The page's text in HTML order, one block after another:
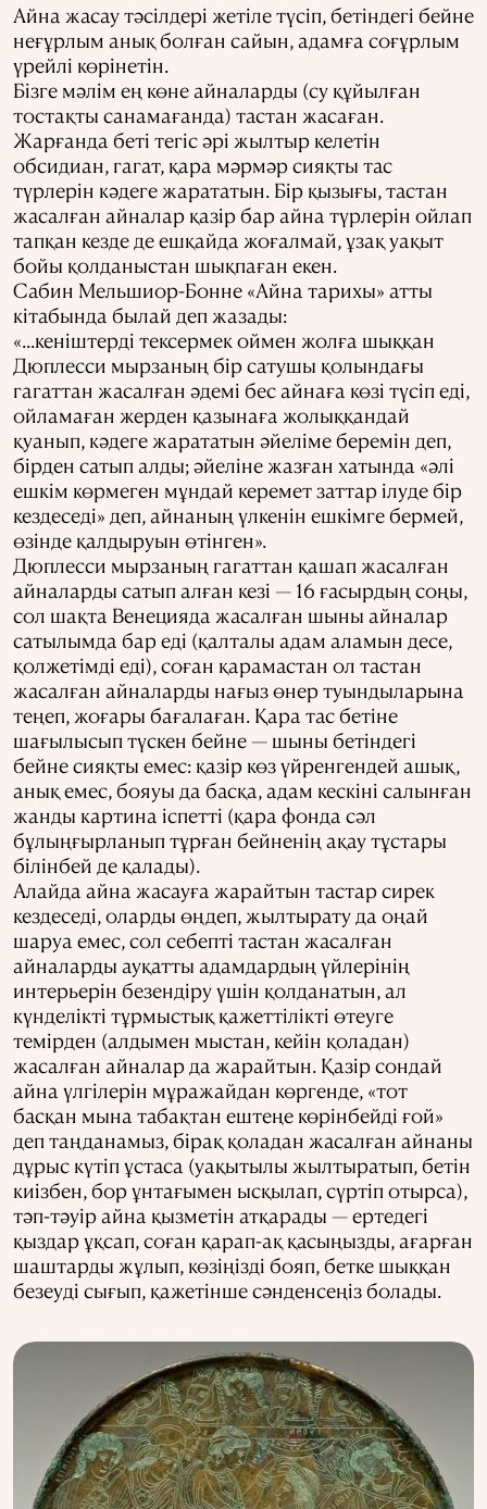
Айна жасау тәсілдері жетіле түсіп, бетіндегі бейне
неғұрлым анық болған сайын, адамға соғұрлым
үрейлі көрінетін.
Бізге мәлім ең көне айналарды (су құйылған
тостақты санамағанда) тастан жасаған.
Жарғанда беті тегіс әрі жылтыр келетін
обсидиан, гагат, қара мәрмәр сияқты тас
түрлерін кәдеге жарататын. Бір қызығы, тастан
жасалған айналар қазір бар айна түрлерін ойлап
тапқан кезде де ешқайда жоғалмай, ұзақ уақыт
бойы қолданыстан шықпаған екен.
Сабин Мельшиор-Бонне «Айна тарихы» атты
кітабында былай деп жазады:
«...кеніштерді тексермек оймен жолға шыққан
Дюплесси мырзаның бір сатушы қолындағы
гагаттан жасалған әдемі бес айнаға көзі түсіп еді,
ойламаған жерден қазынаға жолыққандай
қуанып, кәдеге жарататын әйеліме беремін деп,
бірден сатып алды; әйеліне жазған хатында «әлі
ешкім көрмеген мұндай керемет заттар ілуде бір
кездеседі» деп, айнаның үлкенін ешкімге бермей,
өзінде қалдыруын өтінген».
Дюплесси мырзаның гагаттан қашап жасалған
айналарды сатып алған кезі — 16 ғасырдың соңы,
сол шақта Венецияда жасалған шыны айналар
сатылымда бар еді (қалталы адам аламын десе,
қолжетімді еді), соған қарамастан ол тастан
жасалған айналарды нағыз өнер туындыларына
теңеп, жоғары бағалаған. Қара тас бетіне
шағылысып түскен бейне — шыны бетіндегі
бейне сияқты емес: қазір көз үйренгендей ашық,
анық емес, бояуы да басқа, адам кескіні салынған
жанды картина іспетті (қара фонда сәл
бұлыңғырланып тұрған бейненің ақау тұстары
білінбей де қалады).
Алайда айна жасауға жарайтын тастар сирек
кездеседі, оларды өңдеп, жылтырату да оңай
шаруа емес, сол себепті тастан жасалған
айналарды ауқатты адамдардың үйлерінің
интерьерін безендіру үшін қолданатын, ал
күнделікті тұрмыстық қажеттілікті өтеуге
темірден (алдымен мыстан, кейін қоладан)
жасалған айналар да жарайтын. Қазір сондай
айна үлгілерін мұражайдан көргенде, «тот
басқан мына табақтан ештеңе көрінбейді ғой»
деп таңданамыз, бірақ қоладан жасалған айнаны
дұрыс күтіп ұстаса (уақытылы жылтыратып, бетін
киізбен, бор ұнтағымен ысқылап, сүртіп отырса),
тәп-тәуір айна қызметін атқарады — ертедегі
қыздар ұқсап, соған қарап-ақ қасыңызды, ағарған
шаштарды жұлып, көзіңізді бояп, бетке шыққан
безеуді сығып, қажетінше сәнденсеңіз болады.